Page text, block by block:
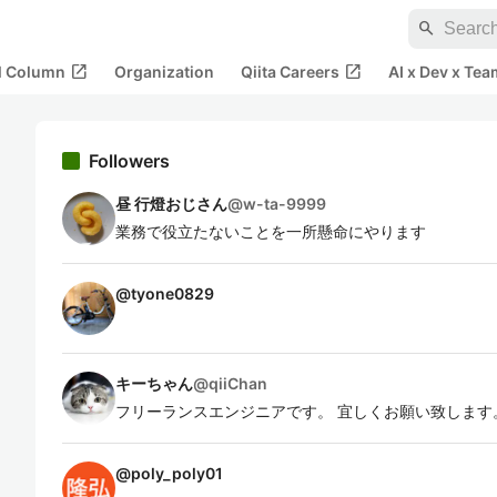
search
Column open_in_new Organization Qiita Careers open_in_new AI x Dev x
Followers
昼 行燈おじさん@w-ta-9999
業務で役立たないことを一所懸命にやります
@tyone0829
キーちゃん@qiiChan
フリーランスエンジニアです。 宜しくお願い致します
@poly_poly01